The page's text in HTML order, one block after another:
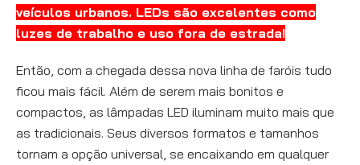
veículos urbanos. LEDs são excelentes como
luzes de trabalho e uso fora de estrada!
Então, com a chegada dessa nova linha de faróis tudo
ficou mais fácil. Além de serem mais bonitos e
compactos, as lâmpadas LED iluminam muito mais que
as tradicionais. Seus diversos formatos e tamanhos
tornam a opção universal, se encaixando em qualquer